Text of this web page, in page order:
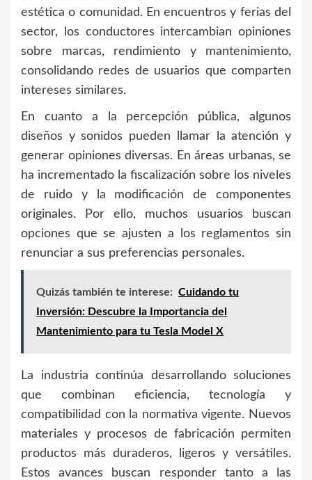
estética o comunidad. En encuentros y ferias del
sector, los conductores intercambian opiniones
sobre marcas, rendimiento y mantenimiento,
consolidando redes de usuarios que comparten
intereses similares.
En cuanto a la percepción pública, algunos
diseños y sonidos pueden llamar la atención y
generar opiniones diversas. En áreas urbanas, se
ha incrementado la fiscalización sobre los niveles
de ruido y la modificación de componentes
originales. Por ello, muchos usuarios buscan
opciones que se ajusten a los reglamentos sin
renunciar a sus preferencias personales.
Quizás también te interese: Cuidando tu
Inversión: Descubre la Importancia del
Mantenimiento para tu Tesla Model X
La industria continúa desarrollando soluciones
que combinan eficiencia, tecnología y
compatibilidad con la normativa vigente. Nuevos
materiales y procesos de fabricación permiten
productos más duraderos, ligeros y versátiles.
Estos avances buscan responder tanto a las